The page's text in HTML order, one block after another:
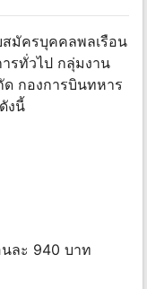
สมัครบุคคลพลเรือน
รทั่วไป กลุ่มงาน
กองการบินทหาร
งนี้
ละ 940 บาท